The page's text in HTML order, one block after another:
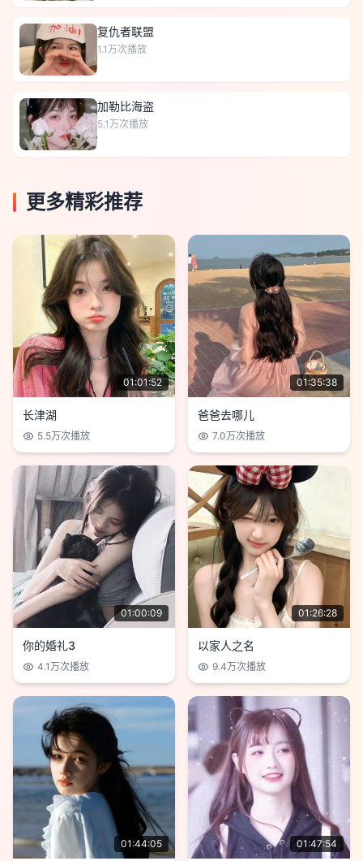
复仇者联盟
1.1万次播放
加勒比海盗
5.1万次播放
更多精彩推荐
01:01:52
长津湖
5.5万次播放
01:35:38
爸爸去哪儿
7.0万次播放
01:00:09
你的婚礼3
4.1万次播放
01:26:28
以家人之名
9.4万次播放
01:44:05 01:47:54